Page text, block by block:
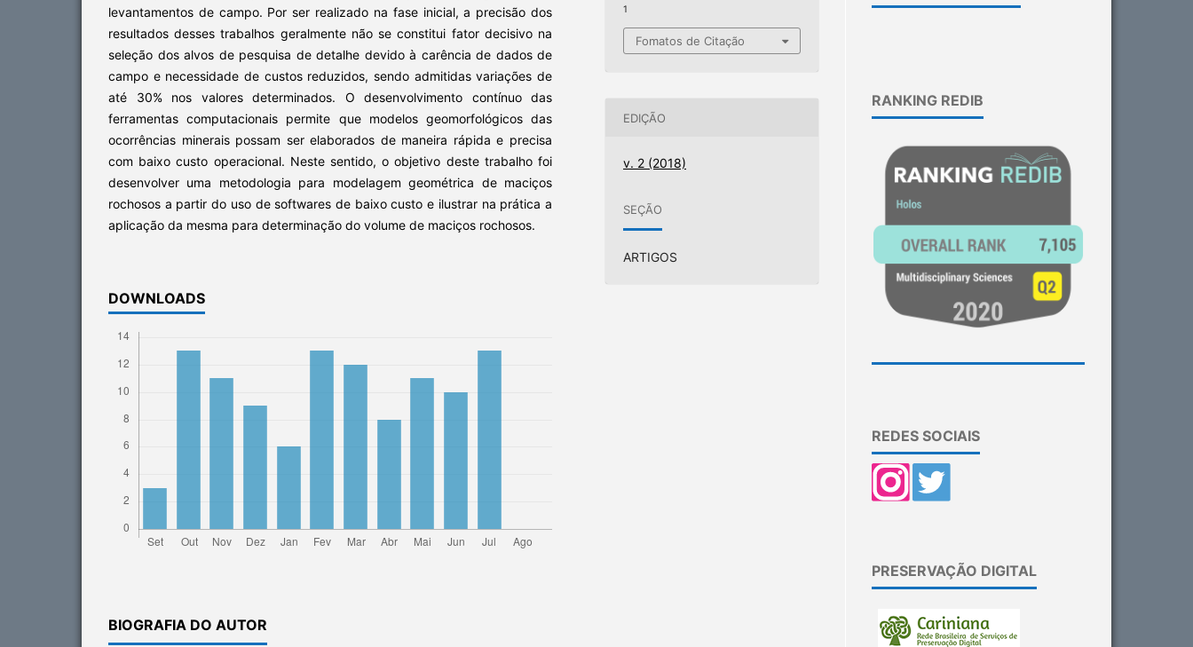
levantamentos de campo. Por ser realizado na fase inicial, a precisão dos
resultados desses trabalhos geralmente não se constitui fator decisivo na
seleção dos alvos de pesquisa de detalhe devido à carência de dados de
campo e necessidade de custos reduzidos, sendo admitidas variações de
até 30% nos valores determinados. O desenvolvimento contínuo das
ferramentas computacionais permite que modelos geomorfológicos das
ocorrências minerais possam ser elaborados de maneira rápida e precisa
com baixo custo operacional. Neste sentido, o objetivo deste trabalho foi
desenvolver uma metodologia para modelagem geométrica de maciços
rochosos a partir do uso de softwares de baixo custo e ilustrar na prática a
aplicação da mesma para determinação do volume de maciços rochosos.
DOWNLOADS
BIOGRAFIA DO AUTOR
1
Fomatos de Citação
EDIÇÃO
v. 2 (2018)
SEÇÃO
ARTIGOS
RANKING REDIB
REDES SOCIAIS
PRESERVAÇÃO DIGITAL